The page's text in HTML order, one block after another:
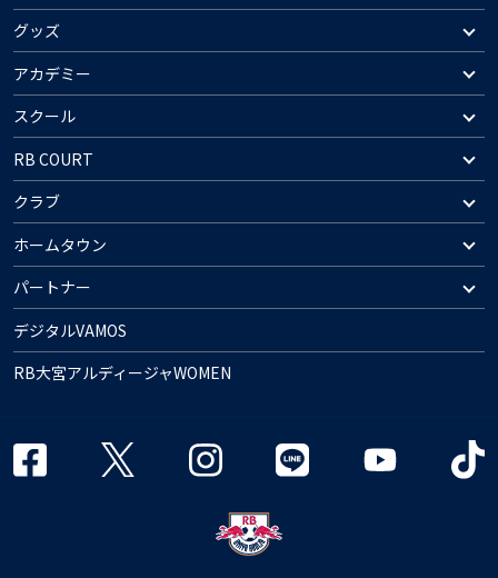
グッズ
アカデミー
スクール
RB COURT
クラブ
ホームタウン
パートナー
デジタルVAMOS
RB大宮アルディージャWOMEN